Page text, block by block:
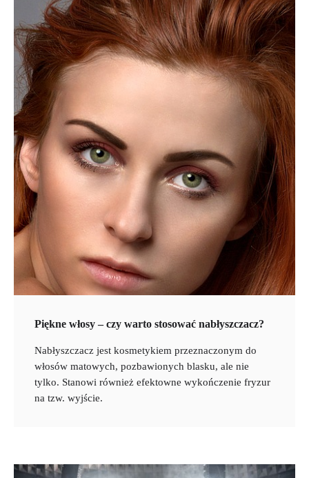
Piękne włosy – czy warto stosować nabłyszczacz?
Nabłyszczacz jest kosmetykiem przeznaczonym do
włosów matowych, pozbawionych blasku, ale nie
tylko. Stanowi również efektowne wykończenie fryzur
na tzw. wyjście.